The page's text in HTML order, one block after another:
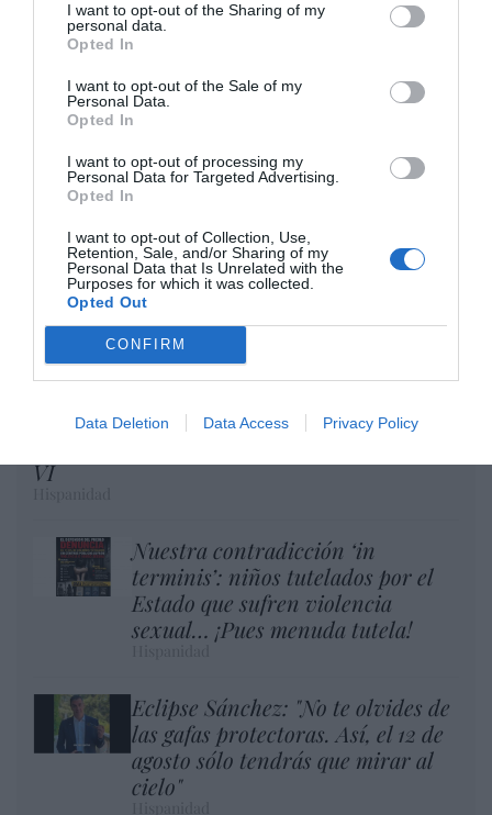
I want to opt-out of the Sharing of my
personal data.
Opted In
I want to opt-out of the Sale of my
Personal Data.
Opted In
I want to opt-out of processing my
Personal Data for Targeted Advertising.
Opted In
I want to opt-out of Collection, Use,
Retention, Sale, and/or Sharing of my
Personal Data that Is Unrelated with the
Purposes for which it was collected.
Opted Out
CONFIRM
Data Deletion Data Access Privacy Policy
El IBEX 35 cerró la sesión del
miércoles en los 20.057 puntos, un
nuevo récord
Eulogio López
VI
Nuestra contradicción ‘in
terminis’: niños tutelados por el
Estado que sufren violencia
sexual… ¡Pues menuda tutela!
Eclipse Sánchez: "No te olvides de
las gafas protectoras. Así, el 12 de
agosto sólo tendrás que mirar al
cielo"